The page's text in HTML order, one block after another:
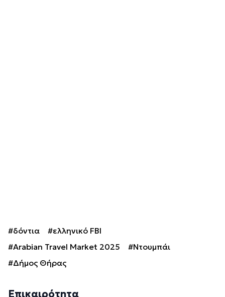
#δόντια
#ελληνικό FBI
#Arabian Travel Market 2025
#Ντουμπάι
#Δήμος Θήρας
Επικαιρότητα